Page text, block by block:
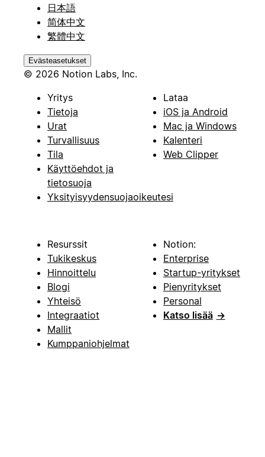
日本語
简体中文
繁體中文
Evästeasetukset
© 2026 Notion Labs, Inc.
Yritys
Tietoja
Urat
Turvallisuus
Tila
Käyttöehdot ja
tietosuoja
Yksityisyydensuojaoikeutesi
Lataa
iOS ja Android
Mac ja Windows
Kalenteri
Web Clipper
Resurssit
Tukikeskus
Hinnoittelu
Blogi
Yhteisö
Integraatiot
Mallit
Kumppaniohjelmat
Notion:
Enterprise
Startup-yritykset
Pienyritykset
Personal
Katso lisää →